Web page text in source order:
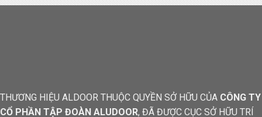
THƯƠNG HIỆU ALDOOR THUỘC QUYỀN SỞ HỮU CỦA CÔNG TY
CỔ PHẦN TẬP ĐOÀN ALUDOOR, ĐÃ ĐƯỢC CỤC SỞ HỮU TRÍ